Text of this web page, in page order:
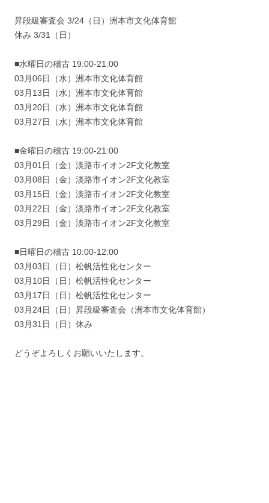
昇段級審査会 3/24（日）洲本市文化体育館
休み 3/31（日）
■水曜日の稽古 19:00-21:00
03月06日（水）洲本市文化体育館
03月13日（水）洲本市文化体育館
03月20日（水）洲本市文化体育館
03月27日（水）洲本市文化体育館
■金曜日の稽古 19:00-21:00
03月01日（金）淡路市イオン2F文化教室
03月08日（金）淡路市イオン2F文化教室
03月15日（金）淡路市イオン2F文化教室
03月22日（金）淡路市イオン2F文化教室
03月29日（金）淡路市イオン2F文化教室
■日曜日の稽古 10:00-12:00
03月03日（日）松帆活性化センター
03月10日（日）松帆活性化センター
03月17日（日）松帆活性化センター
03月24日（日）昇段級審査会（洲本市文化体育館）
03月31日（日）休み
どうぞよろしくお願いいたします。